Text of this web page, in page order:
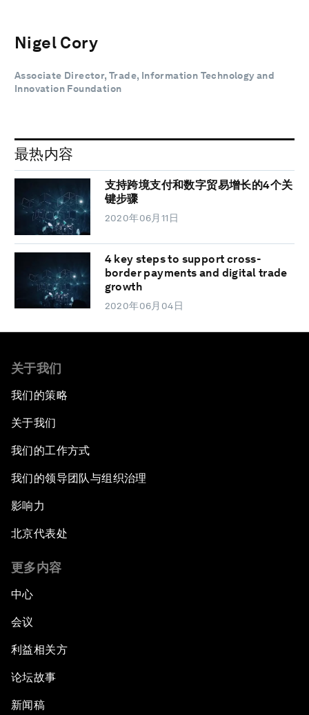
Nigel Cory
Associate Director, Trade, Information Technology and
Innovation Foundation
最热内容
支持跨境支付和数字贸易增长的4个关
键步骤
2020年06月11日
4 key steps to support cross-
border payments and digital trade
growth
2020年06月04日
关于我们
我们的策略
关于我们
我们的工作方式
我们的领导团队与组织治理
影响力
北京代表处
更多内容
中心
会议
利益相关方
论坛故事
新闻稿